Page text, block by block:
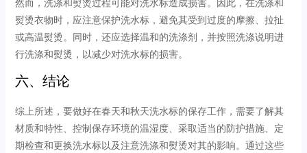
然而，洗涤和熨烫过程可能对洗水标造成损害。因此，在洗涤和
熨烫衣物时，应注意保护洗水标，避免其受到过度的摩擦、拉扯
或高温熨烫。同时，还应选择温和的洗涤剂，并按照洗涤说明进
行洗涤和熨烫，以减少对洗水标的损害。
六、结论
综上所述，要做好在春天和秋天洗水标的保存工作，需要了解其
材质和特性、控制保存环境的温湿度、采取适当的防护措施、定
期检查和更换洗水标以及注意洗涤和熨烫对其的影响。通过这些